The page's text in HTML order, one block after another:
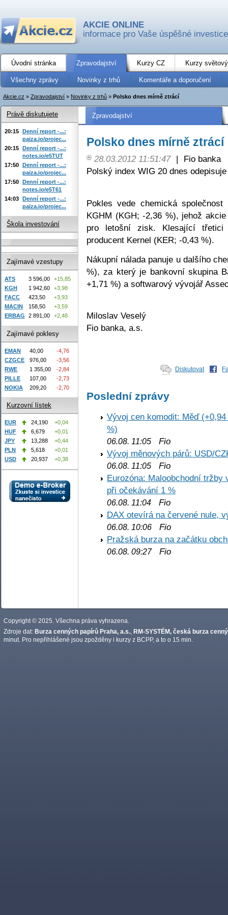
AKCIE ONLINE
informace pro Vaše úspěšné investice
Úvodní stránka Zpravodajství Kurzy CZ Kurzy
Všechny zprávy Novinky z trhů Komentáře a doporučení
Akcie.cz » Zpravodajství » Novinky z trhů » Polsko dnes mírně ztrácí
Zpravodajství
Polsko dnes mírně ztrácí
28.03.2012 11:51:47 |
Fio banka
Polský index WIG 20 dnes
Pokles vede chemická
KGHM (KGH; -2,36 %), jehož
pro letošní zisk. Klesající třetici
producent Kernel (KER; -0,43 %).
Nákupní nálada panuje u dalšího
%), za který je bankovní skupina
+1,71 %) a softwarový vývojář
Miloslav Veselý
Fio banka, a.s.
Diskutovat
Poslední zprávy
Vývoj cen komodit: Měď
%)
06.08. 11:05 Fio
Vývoj měnových párů: USD/
06.08. 11:05 Fio
Eurozóna: Maloobchodní
při očekávání 1 %
06.08. 11:04 Fio
DAX otevírá na červené nule,
06.08. 10:06 Fio
Pražská burza na začátku
06.08. 09:27Fio
Právě diskutujete
20:15 Denní report -...:
paiza.io/projec...
20:15 Denní report -...:
notes.io/e5TUT
17:50 Denní report -...:
paiza.io/projec...
17:50 Denní report -...:
notes.io/e5T61
14:03 Denní report -...:
paiza.io/projec...
Škola investování
Zajímavé vzestupy
ATS 3 596,00
+15,85
KGH
1 942,60
+3,98
FACC
423,50
+3,93
MACIN
158,50
+3,59
ERBAG
2 891,00 +2,48
Zajímavé poklesy
EMAN 40,00
-4,76
CZGCE
976,00
-3,56
RWE
1 355,00
-2,84
PILLE
107,00
-2,73
NOKIA
209,20 -2,70
Kurzovní lístek
EUR 24,190
+0,04
HUF
6,679
+0,01
JPY
13,288
+0,44
PLN
5,618
+0,01
USD
20,937 +0,38
Copyright © 2025. Všechna práva vyhrazena.
Zdroje dat: Burza cenných papírů Praha, a.s. RM-SYSTÉM, česká burza
minut. Pro nepřihlášené jsou zpožděny i kurzy z BCPP, a to o 15 min.